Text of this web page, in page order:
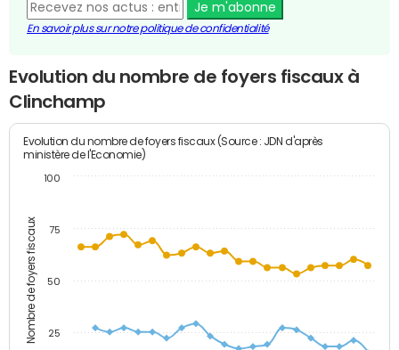
Je m'abonne
En savoir plus sur notre politique de confidentialité
Evolution du nombre de foyers fiscaux à
Clinchamp
Nombre de foyers fiscaux
Evolution du nombre de foyers fiscaux (Source : JDN d'après
ministère de l'Economie)
25
50
75
100